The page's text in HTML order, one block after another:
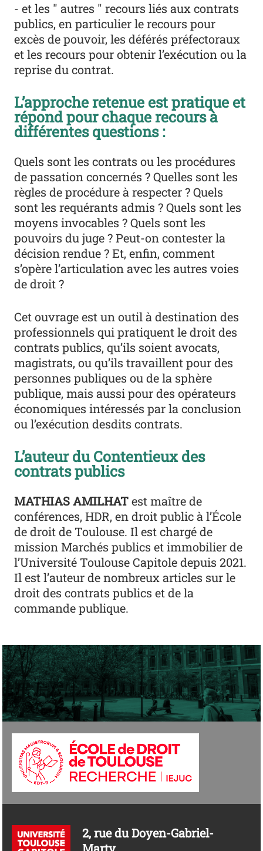
- et les " autres " recours liés aux contrats
publics, en particulier le recours pour
excès de pouvoir, les déférés préfectoraux
et les recours pour obtenir l’exécution ou la
reprise du contrat.
L’approche retenue est pratique et
répond pour chaque recours à
différentes questions :
Quels sont les contrats ou les procédures
de passation concernés ? Quelles sont les
règles de procédure à respecter ? Quels
sont les requérants admis ? Quels sont les
moyens invocables ? Quels sont les
pouvoirs du juge ? Peut-on contester la
décision rendue ? Et, enfin, comment
s’opère l’articulation avec les autres voies
de droit ?
Cet ouvrage est un outil à destination des
professionnels qui pratiquent le droit des
contrats publics, qu’ils soient avocats,
magistrats, ou qu’ils travaillent pour des
personnes publiques ou de la sphère
publique, mais aussi pour des opérateurs
économiques intéressés par la conclusion
ou l’exécution desdits contrats.
L’auteur du Contentieux des
contrats publics
MATHIAS AMILHATest maître de
conférences, HDR, en droit public à l’École
de droit de Toulouse. Il est chargé de
mission Marchés publics et immobilier de
l’Université Toulouse Capitole depuis 2021.
Il est l’auteur de nombreux articles sur le
droit des contrats publics et de la
commande publique.
2, rue du Doyen-Gabriel-
Marty